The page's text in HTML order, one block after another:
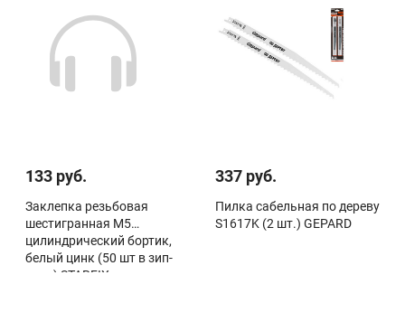
133 руб.
Заклепка резьбовая
шестигранная М5
цилиндрический бортик,
белый цинк (50 шт в зип-
локе) STARFIX
337 руб.
Пилка сабельная по дереву
S1617K (2 шт.) GEPARD